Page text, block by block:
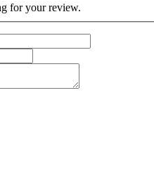
for your review.